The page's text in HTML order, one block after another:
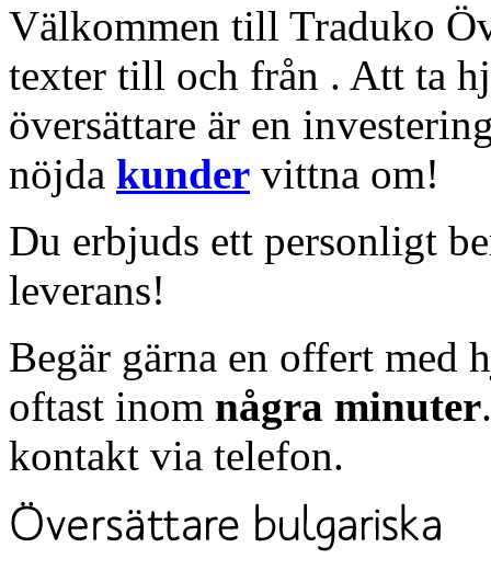
Välkommen till Traduko
texter till och från . Att ta
översättare är en
nöjda kunder vittna om!
Du erbjuds ett personligt
leverans!
Begär gärna en offert med
oftast inom några minuter
kontakt via telefon.